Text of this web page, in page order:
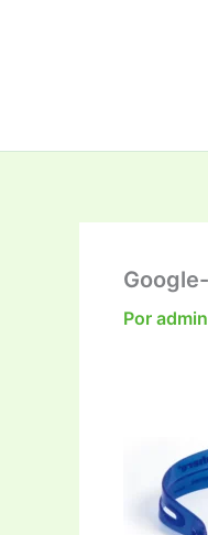
Por admin